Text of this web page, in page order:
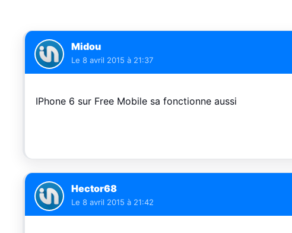
Midou
Le 8 avril 2015 à 21:37
IPhone 6 sur Free Mobile sa fonctionne aussi
Hector68
Le 8 avril 2015 à 21:42